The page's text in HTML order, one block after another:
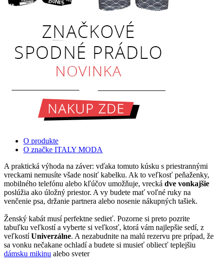
O produkte
O značke ITALY MODA
A praktická výhoda na záver: vďaka tomuto kúsku s priestrannými
vreckami nemusíte všade nosiť kabelku. Ak to veľkosť peňaženky,
mobilného telefónu alebo kľúčov umožňuje, vrecká dve vonkajšie
poslúžia ako úložný priestor. A vy budete mať voľné ruky na
venčenie psa, držanie partnera alebo nosenie nákupných tašiek.
Ženský kabát musí perfektne sedieť. Pozorne si preto pozrite
tabuľku veľkostí a vyberte si veľkosť, ktorá vám najlepšie sedí, z
veľkostíUniverzálne. A nezabudnite na malú rezervu pre prípad, že
sa vonku nečakane ochladí a budete si musieť obliecť teplejšiu
dámsku mikinu alebo sveter